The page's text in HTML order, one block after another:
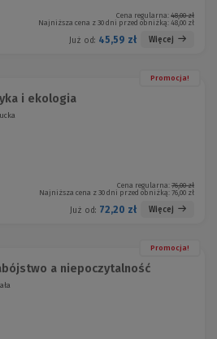
Cena regularna: 48,00 zł
Najniższa cena z 30 dni przed obniżką: 48,00 zł
Już od: 45,59 zł Więcej
Promocja!
i ekologia
Cena regularna: 76,00 zł
Najniższa cena z 30 dni przed obniżką: 76,00 zł
Już od: 72,20 zł Więcej
Promocja!
a niepoczytalność